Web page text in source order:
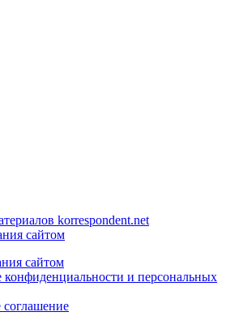
korrespondent.net
сайтом
сайтом
конфиденциальности и персональных
соглашение